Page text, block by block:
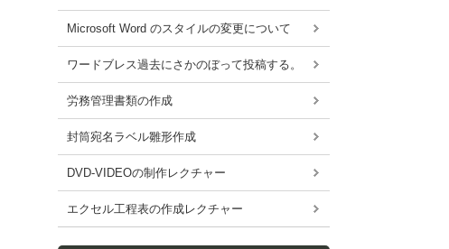
Microsoft Word のスタイルの変更について
ワードブレス過去にさかのぼって投稿する。
労務管理書類の作成
封筒宛名ラベル雛形作成
DVD-VIDEOの制作レクチャー
エクセル工程表の作成レクチャー